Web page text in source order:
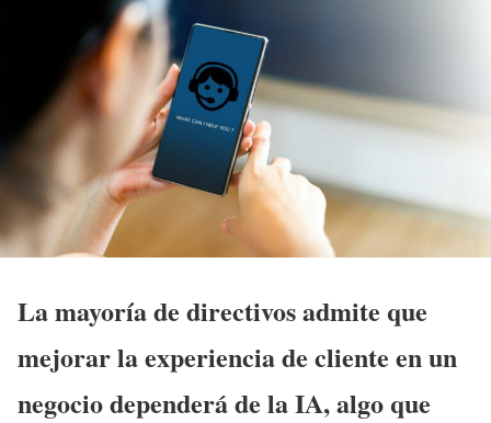
La mayoría de directivos admite que
mejorar la experiencia de cliente en un
negocio dependerá de la IA, algo que